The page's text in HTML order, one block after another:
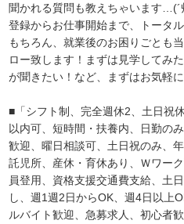
聞かれる質問も教えちゃいます…(´
登録からお仕事開始まで、トータ
もちろん、就業後のお困りごとも
ロー致します！まずは見学してみ
が聞きたい！など、まずはお気軽
■「シフト制、完全週休2、土日祝
以内可、短時間・扶養内、日勤の
歓迎、曜日相談可、土日祝のみ、
託児所、産休・育休あり、Ｗワー
員登用、資格支援交通費支給、土
し、週1週2日からOK、週4日以上
ルバイト歓迎、急募求人、初心者